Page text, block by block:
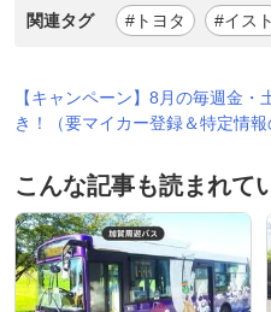
関連タグ #トヨタ #イスト
【キャンペーン】8月の毎週金・
き！（要マイカー登録＆特定情報
こんな記事も読まれて